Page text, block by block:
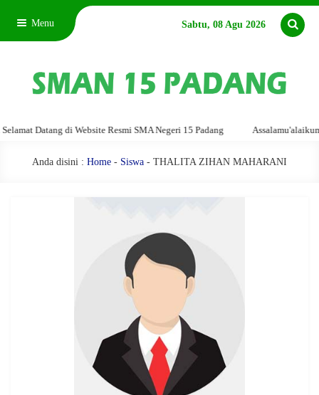
Menu Sabtu, 08 Agu 2026
Datang di Website Resmi SMA Negeri 15 Padang Assalamu'alaikum
Anda disini : Home - Siswa - THALITA ZIHAN MAHARANI